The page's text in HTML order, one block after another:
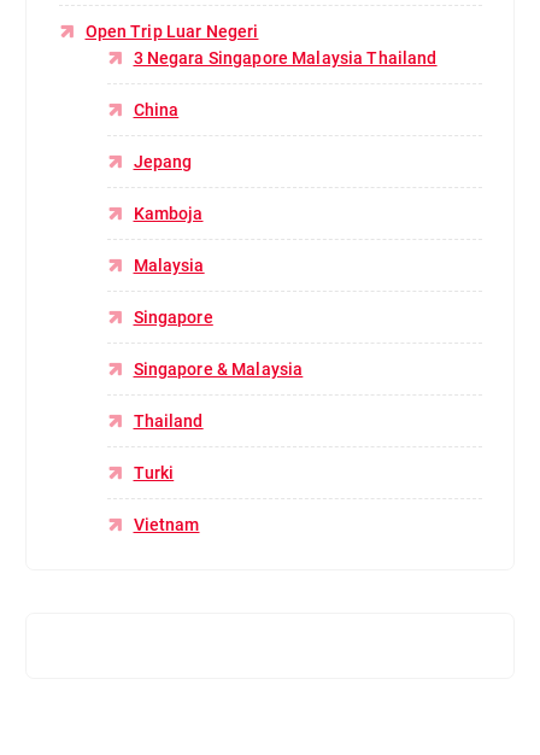
Open Trip Luar Negeri
3 Negara Singapore Malaysia Thailand
China
Jepang
Kamboja
Malaysia
Singapore
Singapore & Malaysia
Thailand
Turki
Vietnam